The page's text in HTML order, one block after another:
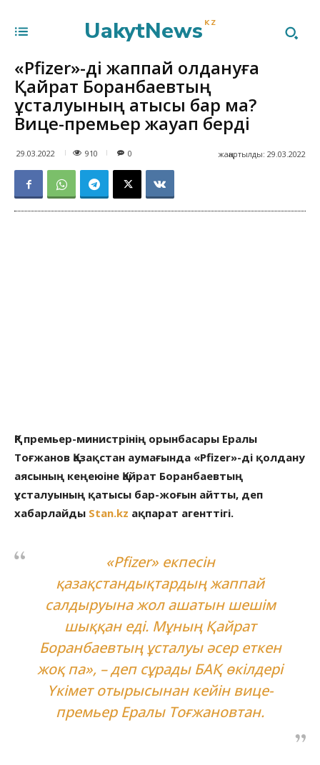
UakytNews KZ
«Pfizer»-ді жаппай қолдануға
Қайрат Боранбаевтың
ұсталуының қатысы бар ма?
Вице-премьер жауап берді
29.03.2022 910 жаңартылды: 29.03.2022
0
ҚР премьер-министрінің орынбасары Ералы
Тоғжанов Қазақстан аумағында «Pfizer»-ді қолдану
аясының кеңеюіне Қайрат Боранбаевтың
ұсталуының қатысы бар-жоғын айтты, деп
хабарлайды Stan.kz ақпарат агенттігі.
«Pfizer» екпесін
қазақстандықтардың жаппай
салдыруына жол ашатын шешім
шыққан еді. Мұның Қайрат
Боранбаевтың ұсталуы әсер еткен
жоқ па», – деп сұрады БАҚ өкілдері
Үкімет отырысынан кейін вице-
премьер Ералы Тоғжановтан.